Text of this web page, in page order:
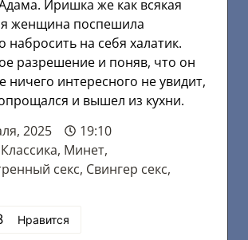
Иришка же как всякая
женщина поспешила
набросить на себя халатик.
разрешение и поняв, что он
ничего интересного не увидит,
и вышел из кухни.
2025
19:10
Классика, Минет,
секс, Свингер секс,
Нравится